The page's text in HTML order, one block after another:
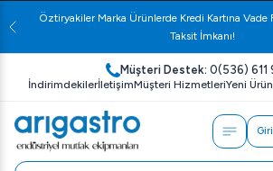
Öztiryakiler Marka Ürünlerde Kredi Kartına Vade
Taksit İmkanı!
Müşteri Destek: 0(536) 611
İndirimdekilerİletişimMüşteri HizmetleriYeni